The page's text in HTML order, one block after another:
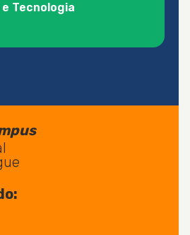
Tecnologia